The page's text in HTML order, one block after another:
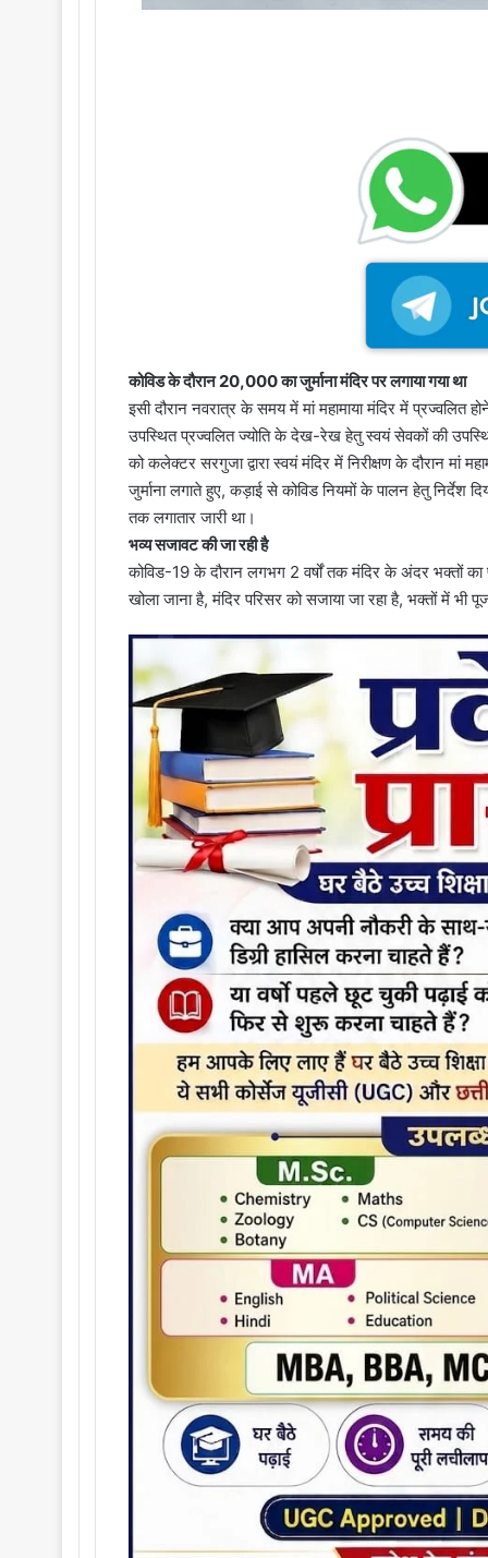
कोविड के दौरान 20,000 का जुर्माना मंदिर पर लगाया गया था
इसी दौरान नवरात्र के समय में मां महामाया मंदिर में
उपस्थित प्रज्वलित ज्योति के देख-रेख हेतु स्वयं सेवकों की
को कलेक्टर सरगुजा द्वारा स्वयं मंदिर में निरीक्षण के दौरान मां
जुर्माना लगाते हुए, कड़ाई से कोविड नियमों के पालन हेतु निर्देश
तक लगातार जारी था।
भव्य सजावट की जा रही है
कोविड-19 के दौरान लगभग 2 वर्षों तक मंदिर के अंदर भक्तों का
खोला जाना है, मंदिर परिसर को सजाया जा रहा है, भक्तों में